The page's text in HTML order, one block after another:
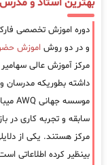
دوره اموزش تخصصی
و در دو روش اموزش
داشته بطوریکه مدرسان و
سابقه و تجربه کاری در
مرکز هستند. یکی از
بینظیر کرده اطلاعاتی